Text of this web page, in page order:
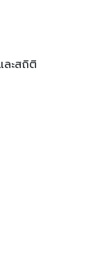
ะสถิติ